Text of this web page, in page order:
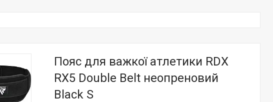
Пояс для важкої атлетики RDX
RX5 Double Belt неопреновий
Black S